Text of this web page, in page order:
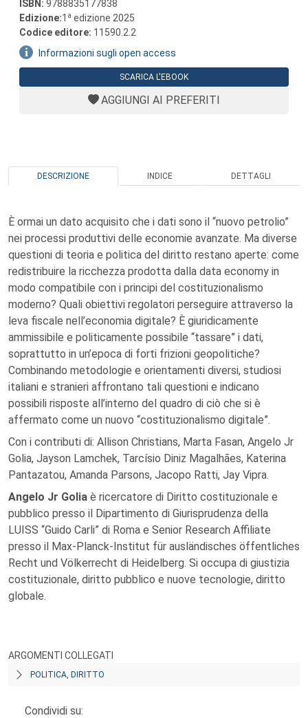
ISBN: 9788835177838
Edizione:1 a edizione 2025
Codice editore: 11590.2.2
Informazioni sugli open access
SCARICA L'EBOOK
AGGIUNGI AI PREFERITI
DESCRIZIONE INDICE DETTAGLI
È ormai un dato acquisito che i dati sono il “nuovo petrolio”
nei processi produttivi delle economie avanzate. Ma diverse
questioni di teoria e politica del diritto restano aperte: come
redistribuire la ricchezza prodotta dalla data economy in
modo compatibile con i principi del costituzionalismo
moderno? Quali obiettivi regolatori perseguire attraverso la
leva fiscale nell’economia digitale? È giuridicamente
ammissibile e politicamente possibile “tassare” i dati,
soprattutto in un’epoca di forti frizioni geopolitiche?
Combinando metodologie e orientamenti diversi, studiosi
italiani e stranieri affrontano tali questioni e indicano
possibili risposte all’interno del quadro di ciò che si è
affermato come un nuovo “costituzionalismo digitale”.
Con i contributi di: Allison Christians, Marta Fasan, Angelo Jr
Golia, Jayson Lamchek, Tarcísio Diniz Magalhães, Katerina
Pantazatou, Amanda Parsons, Jacopo Ratti, Jay Vipra.
Angelo Jr Golia è ricercatore di Diritto costituzionale e
pubblico presso il Dipartimento di Giurisprudenza della
LUISS “Guido Carli” di Roma e Senior Research Affiliate
presso il Max-Planck-Institut für ausländisches öffentliches
Recht und Völkerrecht di Heidelberg. Si occupa di giustizia
costituzionale, diritto pubblico e nuove tecnologie, diritto
globale.
ARGOMENTI COLLEGATI
POLITICA, DIRITTO
Condividi su: